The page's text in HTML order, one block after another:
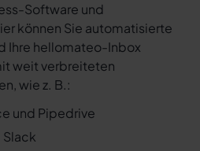
Software und
können Sie automatisierte
Ihre hellomateo-Inbox
weit verbreiteten
wie z. B.:
und Pipedrive